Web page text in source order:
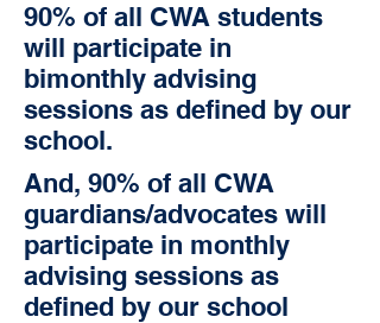
90% of all CWA students
will participate in
bimonthly advising
sessions as defined by our
school.
And, 90% of all CWA
guardians/advocates will
participate in monthly
advising sessions as
defined by our school